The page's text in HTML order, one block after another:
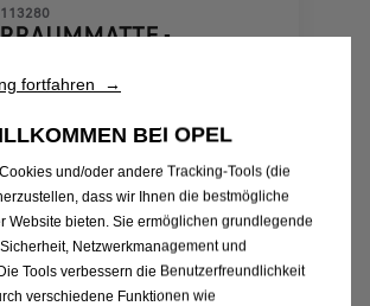
-
QUALITÄT
-
+
In den Warenkorb
fortfahren →
BEI OPEL
und/oder andere Tracking-Tools (die
dass wir Ihnen die bestmögliche
Website bieten. Sie ermöglichen grundlegende
Netzwerkmanagement und
Tools verbessern die Benutzerfreundlichkeit
verschiedene Funktionen wie